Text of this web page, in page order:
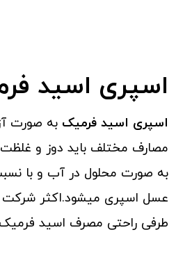
اسپری اسید
اسپری اسید فرمیک
مصارف مختلف باید دوز و غلظت
به صورت محلول در آب و با
عسل اسپری میشود.اکثر شرکت ها
طرفی راحتی مصرف اسید فرمیک آن را به